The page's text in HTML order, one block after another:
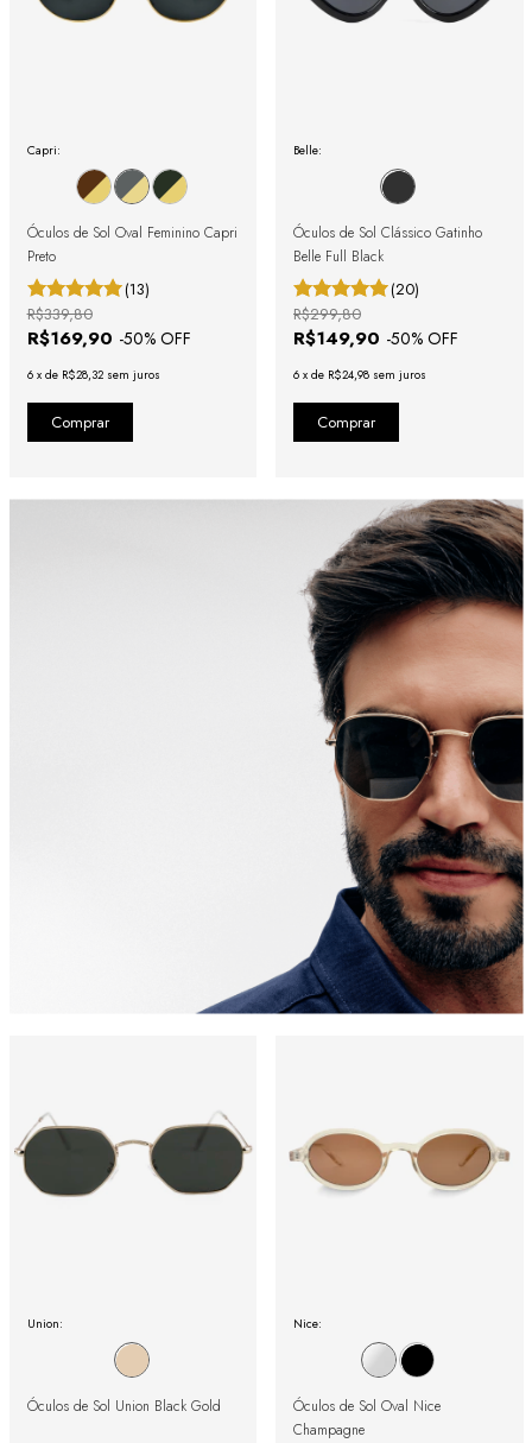
Capri:
Óculos de Sol Oval Feminino Capri
Preto
(13)
R$169,90 -50% OFF
R$339,80
6 x de R$28,32 sem juros
Belle:
Óculos de Sol Clássico Gatinho
Belle Full Black
(20)
R$149,90 -50% OFF
R$299,80
6 x de R$24,98 sem juros
Union:
Óculos de Sol Union Black Gold
Nice:
Óculos de Sol Oval Nice
Champagne